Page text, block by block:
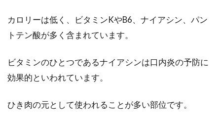
最近、オーガニックという言葉を目にする機会
が増えたと思いませんか？普通の大型スーパー
る器具は？レシピも紹介！
カロリーは低く、ビタミンKやB6、ナイアシン、パン
トテン酸が多く含まれています。
ビタミンのひとつであるナイアシンは口内炎の予防に
効果的といわれています。
ひき肉の元として使われることが多い部位です。